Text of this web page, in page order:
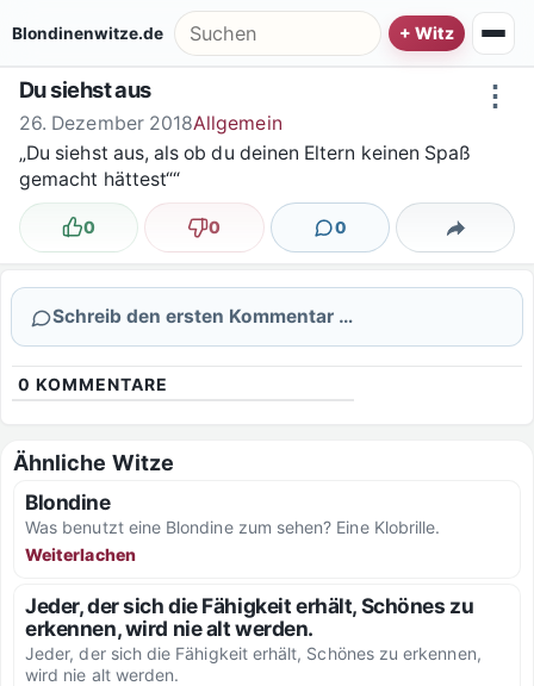
Blondinenwitze.de Suche nach:
⋮
Du siehst aus
26. Dezember 2018Allgemein
„Du siehst aus, als ob du deinen Eltern keinen Spaß
gemacht hättest““
Lustig
0 Nicht lustig
0 0
Kommentare Teilen
Schreib den ersten Kommentar …
0 KOMMENTARE
Ähnliche Witze
Blondine
Was benutzt eine Blondine zum sehen? Eine Klobrille.
Weiterlachen
Jeder, der sich die Fähigkeit erhält, Schönes zu
erkennen, wird nie alt werden.
Jeder, der sich die Fähigkeit erhält, Schönes zu erkennen,
wird nie alt werden.